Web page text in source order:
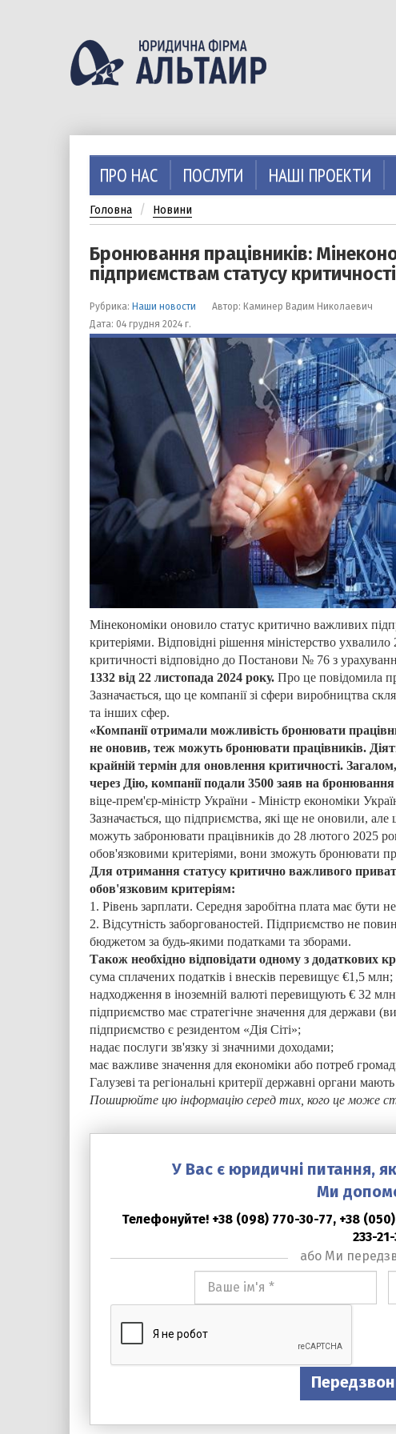
ПРО НАС ПОСЛУГИ НАШІ ПРОЕКТИ
Головна Новини
Бронювання працівників:
підприємствам статусу критичності
Рубрика: Наши новости
Автор: Каминер Вадим Николаевич
Дата: 04 грудня 2024 г.
Мінекономіки оновило статус критично важливих
критеріями. Відповідні рішення міністерство
критичності відповідно до Постанови № 76 з
1332 від 22 листопада 2024 року. Про це повідомила
Зазначається, що це компанії зі сфери виробництва
та інших сфер.
«Компанії отримали можливість бронювати
не оновив, теж можуть бронювати працівників.
крайній термін для оновлення критичності.
через Дію, компанії подали 3500 заяв на бронювання
віце-прем'єр-міністр України - Міністр економіки
Зазначається, що підприємства, які ще не оновили,
можуть забронювати працівників до 28 лютого 2025
обов'язковими критеріями, вони зможуть бронювати
Для отримання статусу критично важливого
обов'язковим критеріям:
1. Рівень зарплати. Середня заробітна плата має бути
2. Відсутність заборгованостей. Підприємство не
бюджетом за будь-якими податками та зборами.
Також необхідно відповідати одному з додаткових
сума сплачених податків і внесків перевищує €1,5 млн;
надходження в іноземній валюті перевищують € 32
підприємство має стратегічне значення для держави
підприємство є резидентом «Дія Сіті»;
надає послуги зв'язку зі значними доходами;
має важливе значення для економіки або потреб
Галузеві та регіональні критерії державні органи
Поширюйте цю інформацію серед тих, кого це може
У Вас є юридичні питання,
Ми
Телефонуйте! +38 (098) 770-30-77, +38
233-
або Ми
Ваше
ім'я